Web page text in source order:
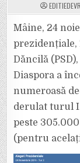
Mâine, 24
prezidențiale,
Dăncilă
Diaspora a
numeroasă
derulat turul I.
peste
(pentru